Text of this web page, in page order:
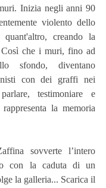
Inizia negli anni 90
violento dello
creando la
Così che i muri, fino ad
sfondo, diventano
con dei graffi nei
testimoniare e
la memoria
sovverte l’intero
con la caduta di un
la galleria... Scarica il